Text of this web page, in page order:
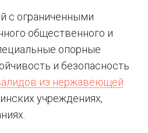
с ограниченными
общественного и
опорные
и безопасность
из нержавеющей
учреждениях,